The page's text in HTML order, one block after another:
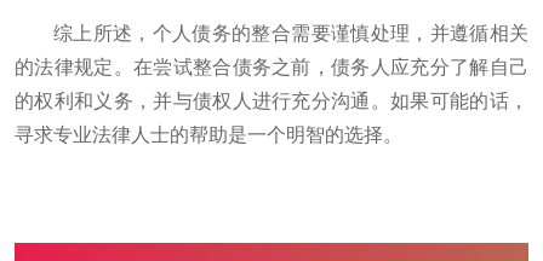
综上所述，个人债务的整合需要谨慎处理，并遵循相关
的法律规定。在尝试整合债务之前，债务人应充分了解自己
的权利和义务，并与债权人进行充分沟通。如果可能的话，
寻求专业法律人士的帮助是一个明智的选择。